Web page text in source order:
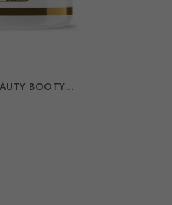
BOOTY...